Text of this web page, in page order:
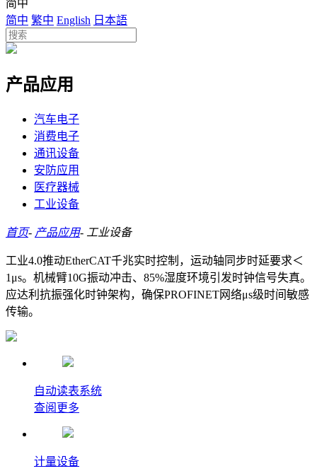
简中
简中 繁中 English 日本語
产品应用
汽车电子
消费电子
通讯设备
安防应用
医疗器械
工业设备
首页- 产品应用- 工业设备
工业4.0推动EtherCAT千兆实时控制，运动轴同步时延要求＜
1μs。机械臂10G振动冲击、85%湿度环境引发时钟信号失真。
应达利抗振强化时钟架构，确保PROFINET网络μs级时间敏感
传输。
自动读表系统
查阅更多
计量设备